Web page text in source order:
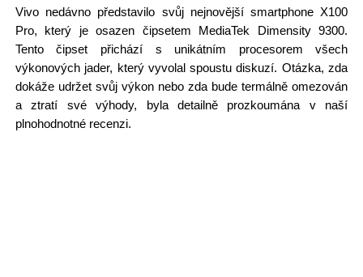
Vivo nedávno představilo svůj nejnovější smartphone X100
Pro, který je osazen čipsetem MediaTek Dimensity 9300.
Tento čipset přichází s unikátním procesorem všech
výkonových jader, který vyvolal spoustu diskuzí. Otázka, zda
dokáže udržet svůj výkon nebo zda bude termálně omezován
a ztratí své výhody, byla detailně prozkoumána v naší
plnohodnotné recenzi.